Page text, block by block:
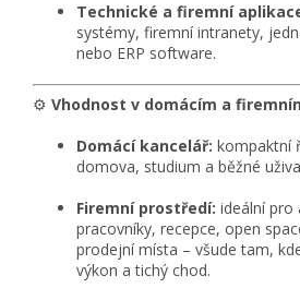
Technické a firemní
systémy, firemní intranety,
nebo ERP software.
⚙️ Vhodnost v domácím a
Domácí kancelář: kompaktní
domova, studium a běžné
Firemní prostředí: ideální pro
pracovníky, recepce, open
prodejní místa – všude tam,
výkon a tichý chod.